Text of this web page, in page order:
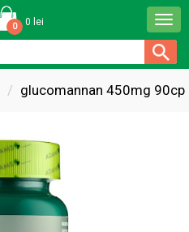
0 0 lei
glucomannan 450mg